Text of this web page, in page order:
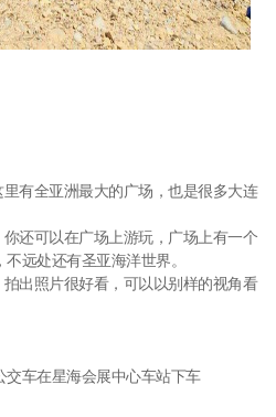
有全亚洲最大的广场，也是很多大连
还可以在广场上游玩，广场上有一个
远处还有圣亚海洋世界。
出照片很好看，可以以别样的视角看
交车在星海会展中心车站下车